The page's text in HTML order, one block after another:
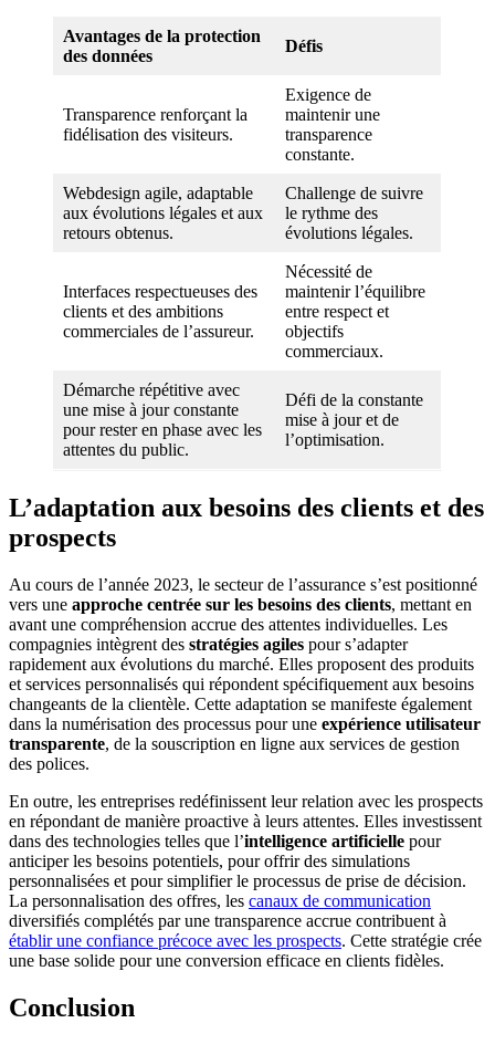
Avantages de la protection
des données
Défis
Transparence renforçant la
fidélisation des visiteurs.
Exigence de
maintenir une
transparence
constante.
Webdesign agile, adaptable
aux évolutions légales et aux
retours obtenus.
Challenge de suivre
le rythme des
évolutions légales.
Interfaces respectueuses des
clients et des ambitions
commerciales de l’assureur.
Nécessité de
maintenir l’équilibre
entre respect et
objectifs
commerciaux.
Démarche répétitive avec
une mise à jour constante
pour rester en phase avec les
attentes du public.
Défi de la constante
mise à jour et de
l’optimisation.
L’adaptation aux besoins des clients et des
prospects
Au cours de l’année 2023, le secteur de l’assurance s’est positionné
vers une approche centrée sur les besoins des clients, mettant en
avant une compréhension accrue des attentes individuelles. Les
compagnies intègrent des stratégies agiles pour s’adapter
rapidement aux évolutions du marché. Elles proposent des produits
et services personnalisés qui répondent spécifiquement aux besoins
changeants de la clientèle. Cette adaptation se manifeste également
dans la numérisation des processus pour une expérience utilisateur
transparente, de la souscription en ligne aux services de gestion
des polices.
En outre, les entreprises redéfinissent leur relation avec les prospects
en répondant de manière proactive à leurs attentes. Elles investissent
dans des technologies telles que l’intelligence artificielle pour
anticiper les besoins potentiels, pour offrir des simulations
personnalisées et pour simplifier le processus de prise de décision.
La personnalisation des offres, les canaux de communication
diversifiés complétés par une transparence accrue contribuent à
établir une confiance précoce avec les prospects. Cette stratégie crée
une base solide pour une conversion efficace en clients fidèles.
Conclusion